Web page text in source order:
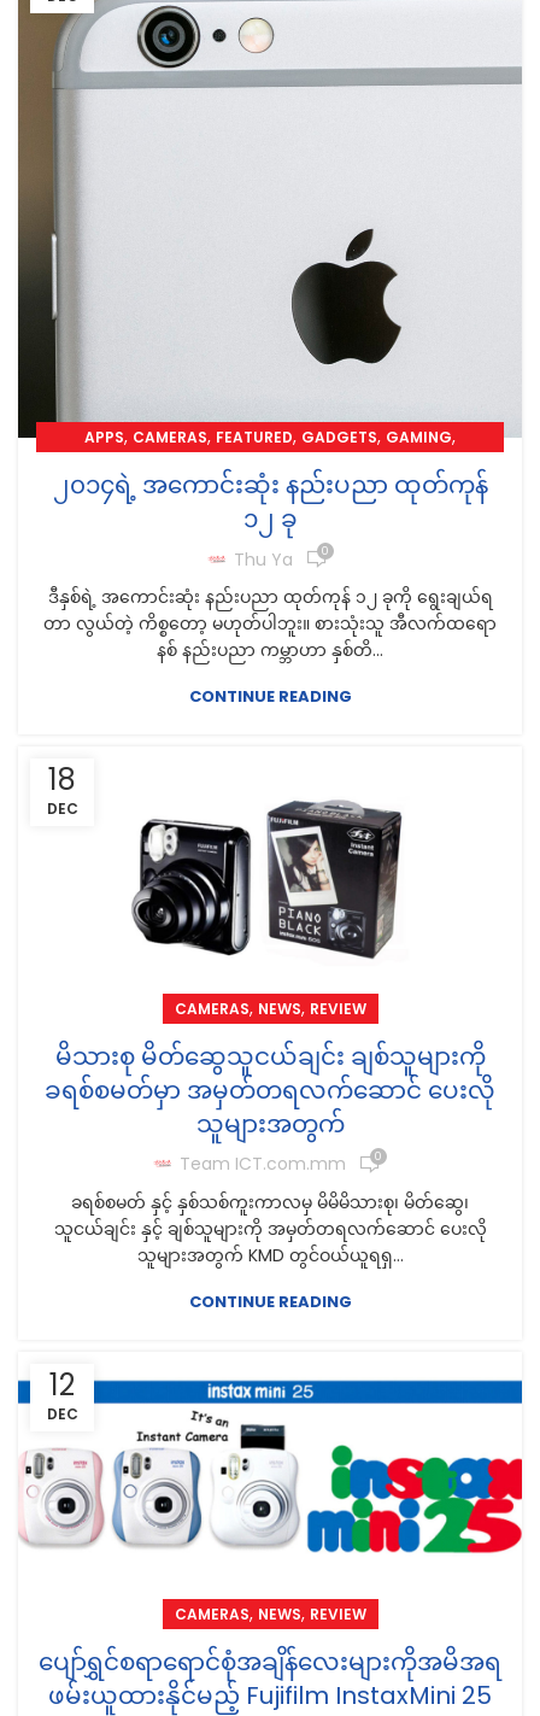
APPS, CAMERAS, FEATURED, GADGETS, GAMING,
MOBILE NEWS
၂၀၁၄ရဲ့ အကောင်းဆုံး နည်းပညာ ထုတ်ကုန်
၁၂ ခု
Thu Ya 0
ဒီနှစ်ရဲ့ အကောင်းဆုံး နည်းပညာ ထုတ်ကုန် ၁၂ ခုကို ရွေးချယ်ရ
တာ လွယ်တဲ့ ကိစ္စတော့ မဟုတ်ပါဘူး။ စားသုံးသူ အီလက်ထရော
နစ် နည်းပညာ ကမ္ဘာဟာ နှစ်တိ...
CONTINUE READING
18
DEC
CAMERAS, NEWS, REVIEW
မိသားစု မိတ်ဆွေသူငယ်ချင်း ချစ်သူများကို
ခရစ်စမတ်မှာ အမှတ်တရလက်ဆောင် ပေးလို
သူများအတွက်
Team ICT.com.mm 0
ခရစ်စမတ် နှင့် နှစ်သစ်ကူးကာလမှ မိမိမိသားစု၊ မိတ်ဆွေ၊
သူငယ်ချင်း နှင့် ချစ်သူများကို အမှတ်တရလက်ဆောင် ပေးလို
သူများအတွက် KMD တွင်ဝယ်ယူရရှ...
CONTINUE READING
12
DEC
CAMERAS, NEWS, REVIEW
ပျော်ရွှင်စရာရောင်စုံအချိန်လေးများကိုအမိအရ
ဖမ်းယူထားနိုင်မည့် Fujifilm InstaxMini 25